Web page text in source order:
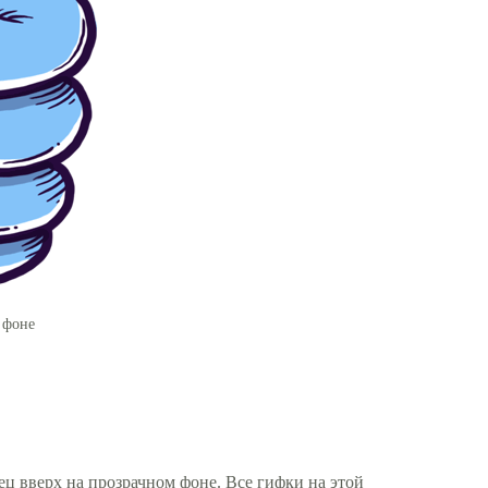
фоне
вверх на прозрачном фоне. Все гифки на этой